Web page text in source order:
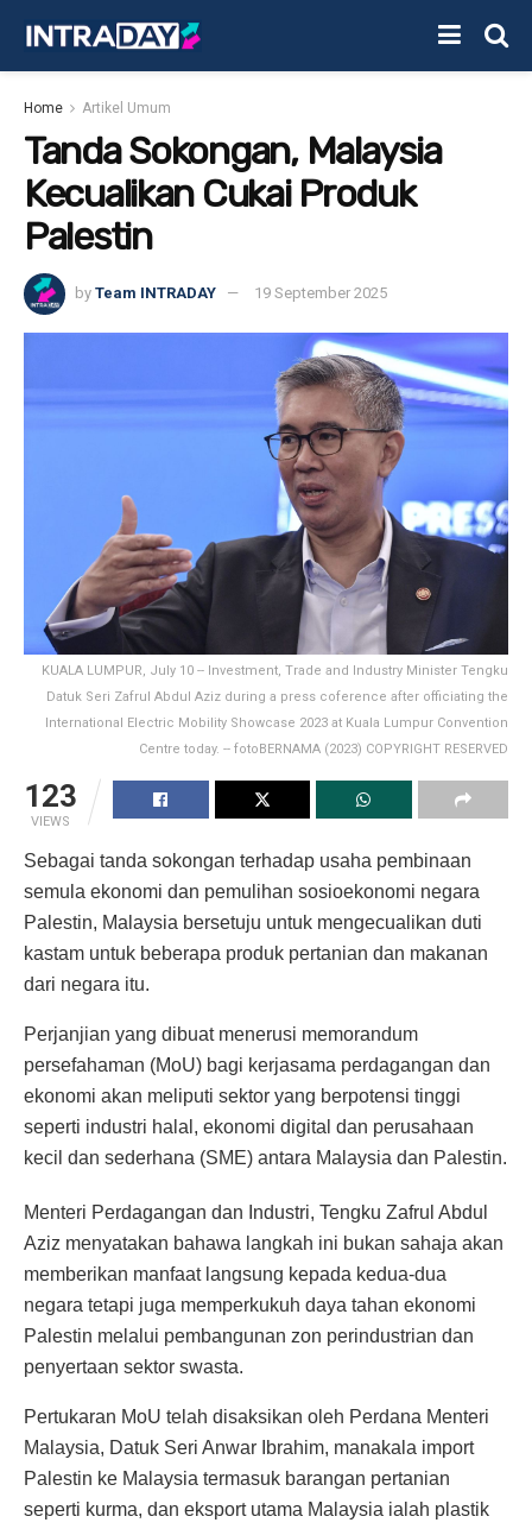
Home Artikel Umum
Tanda Sokongan, Malaysia
Kecualikan Cukai Produk
Palestin
by Team INTRADAY 19 September 2025
KUALA LUMPUR, July 10 -- Investment, Trade and Industry Minister Tengku
Datuk Seri Zafrul Abdul Aziz during a press coference after officiating the
International Electric Mobility Showcase 2023 at Kuala Lumpur Convention
Centre today. -- fotoBERNAMA (2023) COPYRIGHT RESERVED
123
VIEWS
Sebagai tanda sokongan terhadap usaha pembinaan
semula ekonomi dan pemulihan sosioekonomi negara
Palestin, Malaysia bersetuju untuk mengecualikan duti
kastam untuk beberapa produk pertanian dan makanan
dari negara itu.
Perjanjian yang dibuat menerusi memorandum
persefahaman (MoU) bagi kerjasama perdagangan dan
ekonomi akan meliputi sektor yang berpotensi tinggi
seperti industri halal, ekonomi digital dan perusahaan
kecil dan sederhana (SME) antara Malaysia dan Palestin.
Menteri Perdagangan dan Industri, Tengku Zafrul Abdul
Aziz menyatakan bahawa langkah ini bukan sahaja akan
memberikan manfaat langsung kepada kedua-dua
negara tetapi juga memperkukuh daya tahan ekonomi
Palestin melalui pembangunan zon perindustrian dan
penyertaan sektor swasta.
Pertukaran MoU telah disaksikan oleh Perdana Menteri
Malaysia, Datuk Seri Anwar Ibrahim, manakala import
Palestin ke Malaysia termasuk barangan pertanian
seperti kurma, dan eksport utama Malaysia ialah plastik